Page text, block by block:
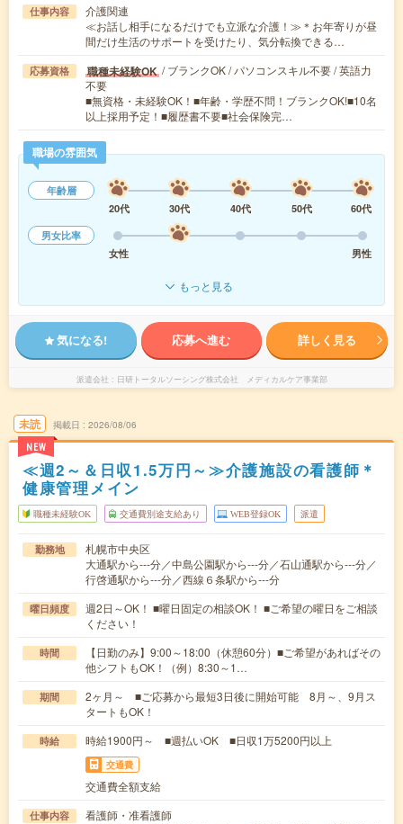
仕事内容
介護関連
≪お話し相手になるだけでも立派な介護！≫＊お年寄りが昼
間だけ生活のサポートを受けたり、気分転換できる…
応募資格 職種未経験OK / ブランクOK / パソコンスキル不要 / 英語力
不要
■無資格・未経験OK！■年齢・学歴不問！ブランクOK!■10名
以上採用予定！■履歴書不要■社会保険完…
職場の雰囲気
年齢層
20代
30代 40代 50代
60代
男女比率
女性
男性
もっと見る
気になる! 応募へ進む 詳しく見る
派遣会社 日研トータルソーシング株式会社 メディカルケア事業部
未読
NEW
掲載日 2026/08/06
≪週2～＆日収1.5万円～≫介護施設の看護師＊
健康管理メイン
職種未経験OK 交通費別途支給あり WEB登録OK 派遣
勤務地
札幌市中央区
大通駅から---分／中島公園駅から---分／石山通駅から---分／
行啓通駅から---分／西線６条駅から---分
曜日頻度
週2日～OK！ ■曜日固定の相談OK！ ■ご希望の曜日をご相談
ください！
時間
【日勤のみ】9:00～18:00（休憩60分）■ご希望があればその
他シフトもOK！（例）8:30～1…
期間
2ヶ月～ ■ご応募から最短3日後に開始可能 8月～、9月ス
タートもOK！
時給 時給1900円～ ■週払いOK ■日収1万5200円以上
交通費
交通費全額支給
仕事内容
看護師・准看護師